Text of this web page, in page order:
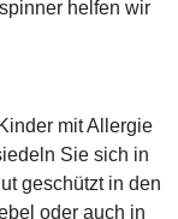
helfen wir
mit Allergie
Sie sich in
geschützt in den
oder auch in